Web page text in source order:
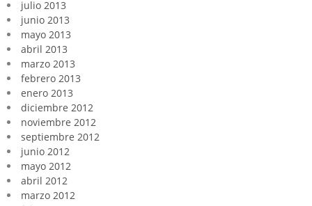
julio 2013
junio 2013
mayo 2013
abril 2013
marzo 2013
febrero 2013
enero 2013
diciembre 2012
noviembre 2012
septiembre 2012
junio 2012
mayo 2012
abril 2012
marzo 2012